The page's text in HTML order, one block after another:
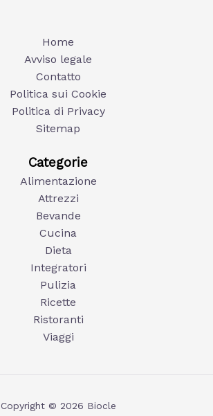
Home
Avviso legale
Contatto
Politica sui Cookie
Politica di Privacy
Sitemap
Categorie
Alimentazione
Attrezzi
Bevande
Cucina
Dieta
Integratori
Pulizia
Ricette
Ristoranti
Viaggi
Copyright © 2026 Biocle